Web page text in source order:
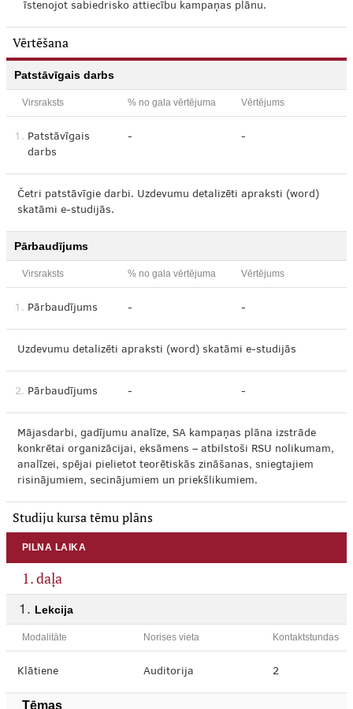
īstenojot sabiedrisko attiecību kampaņas plānu.
Vērtēšana
Patstāvīgais darbs
Virsraksts % no gala vērtējuma Vērtējums
1. Patstāvīgais
darbs
- -
Četri patstāvīgie darbi. Uzdevumu detalizēti apraksti (word)
skatāmi e-studijās.
Pārbaudījums
Virsraksts % no gala vērtējuma Vērtējums
1. Pārbaudījums - -
Uzdevumu detalizēti apraksti (word) skatāmi e-studijās
2. Pārbaudījums - -
Mājasdarbi, gadījumu analīze, SA kampaņas plāna izstrāde
konkrētai organizācijai, eksāmens – atbilstoši RSU nolikumam,
analīzei, spējai pielietot teorētiskās zināšanas, sniegtajiem
risinājumiem, secinājumiem un priekšlikumiem.
Studiju kursa tēmu plāns
PILNA LAIKA
1. daļa
Lekcija
Modalitāte Norises vieta Kontaktstundas
Klātiene Auditorija 2
Tēmas